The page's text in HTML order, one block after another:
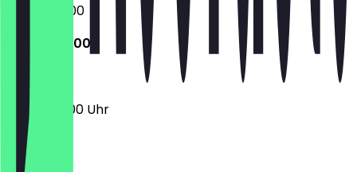
07:00 - 17:00
07:00 - 13:00
07:00 - 13:00 Uhr